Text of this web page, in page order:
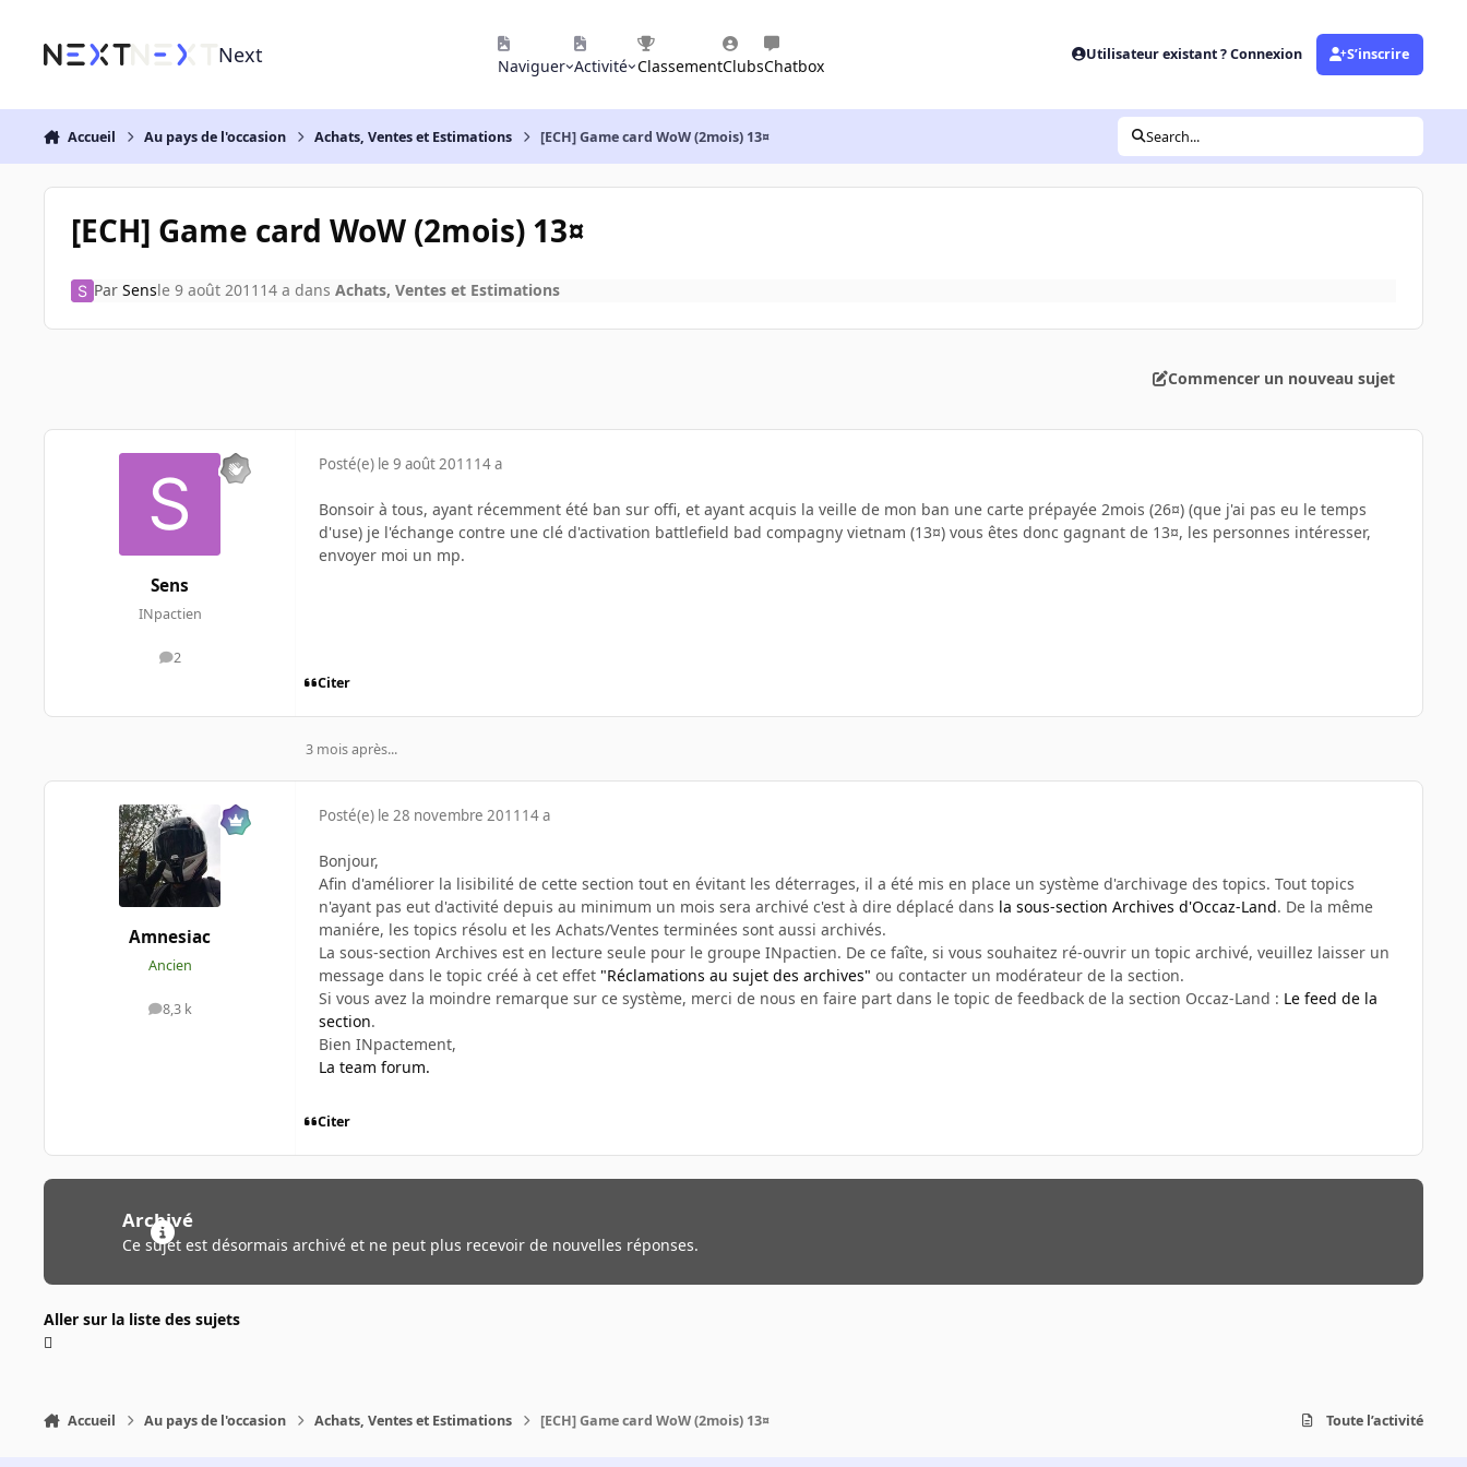
Next Naviguer Activité ClassementClubsChatbox
Utilisateur existant ? Connexion S’inscrire
Accueil Au pays de l'occasion Achats, Ventes et Estimations [ECH] Game card WoW (2mois) 13¤ Search...
[ECH] Game card WoW (2mois) 13¤
Par Sensle 9 août 2011 14 a dans Achats, Ventes et Estimations
Commencer un nouveau sujet
Sens
INpactien
2
messages
Posté(e) le 9 août 2011 14 a
Bonsoir à tous, ayant récemment été ban sur offi, et ayant acquis la veille de mon ban une carte prépayée 2mois (26¤) (que j'ai pas eu le temps
d'use) je l'échange contre une clé d'activation battlefield bad compagny vietnam (13¤) vous êtes donc gagnant de 13¤, les personnes intéresser,
envoyer moi un mp.
Citer
3 mois après...
Amnesiac
Ancien
8,3 k
messages
Posté(e) le 28 novembre 2011 14 a
Bonjour,
Afin d'améliorer la lisibilité de cette section tout en évitant les déterrages, il a été mis en place un système d'archivage des topics. Tout topics
n'ayant pas eut d'activité depuis au minimum un mois sera archivé c'est à dire déplacé dans la sous-section Archives d'Occaz-Land. De la même
maniére, les topics résolu et les Achats/Ventes terminées sont aussi archivés.
La sous-section Archives est en lecture seule pour le groupe INpactien. De ce faîte, si vous souhaitez ré-ouvrir un topic archivé, veuillez laisser un
message dans le topic créé à cet effet "Réclamations au sujet des archives" ou contacter un modérateur de la section.
Si vous avez la moindre remarque sur ce système, merci de nous en faire part dans le topic de feedback de la section Occaz-Land : Le feed de la
section.
Bien INpactement,
La team forum.
Citer
Archivé
Ce sujet est désormais archivé et ne peut plus recevoir de nouvelles réponses.
Aller sur la liste des sujets
Accueil Au pays de l'occasion Achats, Ventes et Estimations [ECH] Game card WoW (2mois) 13¤ Toute l’activité